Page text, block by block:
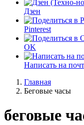
Дзен
Pinterest
OK
Написать на
Главная
Беговые часы
беговые